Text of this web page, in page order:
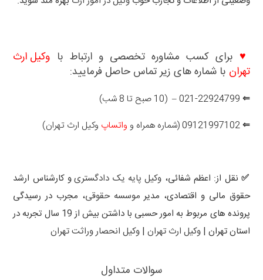
♥ برای کسب مشاوره تخصصی و ارتباط با وکیل ارث
تهران با شماره های زیر تماس حاصل فرمایید:
⇐
⇐09121997102 (شماره همراه و واتساپ وکیل ارث تهران)
✅ نقل از: اعظم شفائی، وکیل پایه یک دادگستریو کارشناس ارشد
حقوق مالی و اقتصادی، مدیر موسسه حقوقی، مجرب در رسیدگی
پرونده های مربوط به امور حسبی با داشتن بیش از 19 سال تجربه در
استان تهران |وکیل ارث تهران |وکیل انحصار وراثت تهران
سوالات متداول